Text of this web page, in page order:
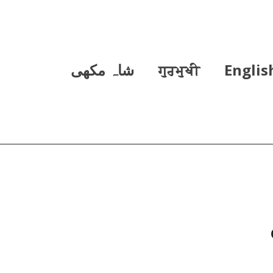
ਗੁਰਮੁਖੀ شاہ مکھی